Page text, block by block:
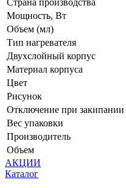
Мощность, Вт
Объем (мл)
Тип нагревателя
Двухслойный корпус
Материал корпуса
Цвет
Рисунок
Отключение при закипании
Вес упаковки
Производитель
Объем
АКЦИИ
Каталог